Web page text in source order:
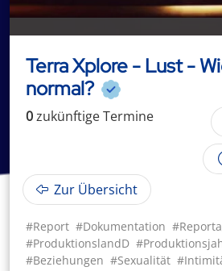
Terra Xplore - Lust -
normal?
0zukünftigeTermine
Zur Übersicht
#Report #Dokumentation
#ProduktionslandD
#Beziehungen #Sexualität